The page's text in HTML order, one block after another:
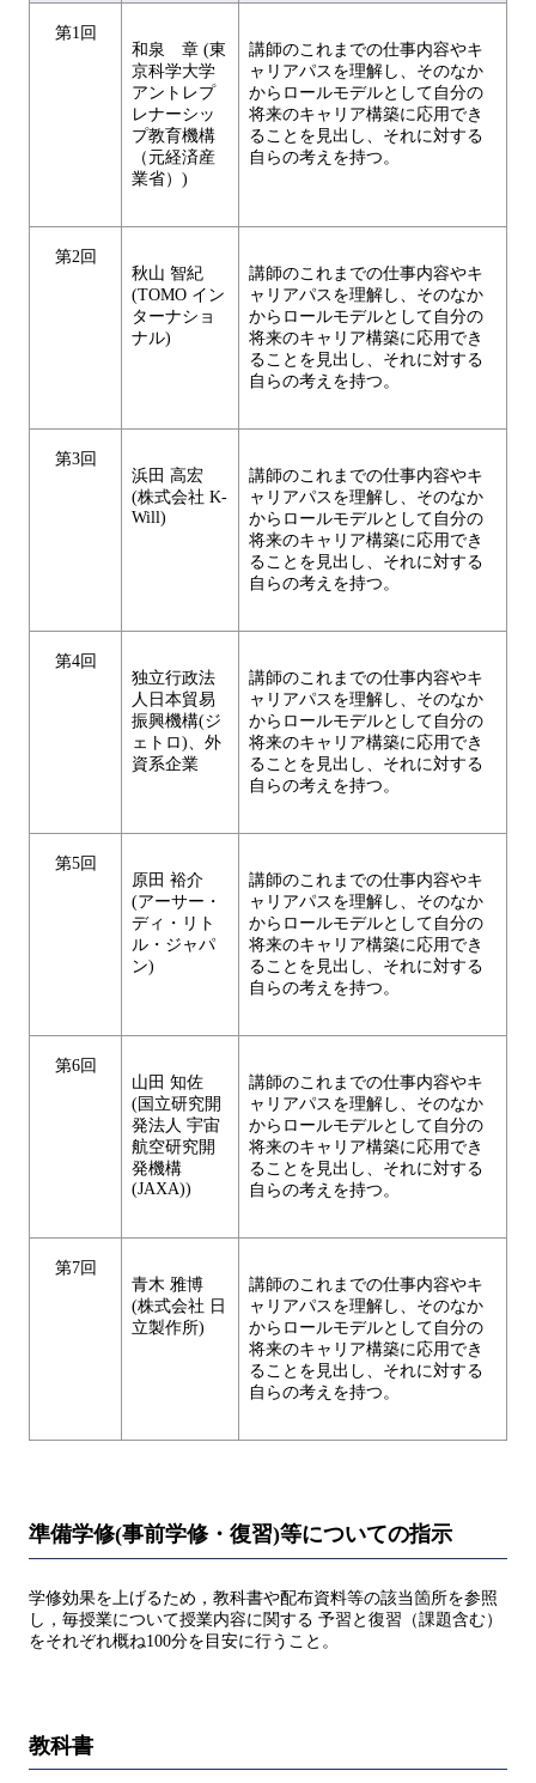
第1回
和泉 章 (東
京科学大学
アントレプ
レナーシッ
プ教育機構
（元経済産
業省）)
講師のこれまでの仕事内容やキ
ャリアパスを理解し、そのなか
からロールモデルとして自分の
将来のキャリア構築に応用でき
ることを見出し、それに対する
自らの考えを持つ。
第2回
秋山 智紀
(TOMO イン
ターナショ
ナル)
講師のこれまでの仕事内容やキ
ャリアパスを理解し、そのなか
からロールモデルとして自分の
将来のキャリア構築に応用でき
ることを見出し、それに対する
自らの考えを持つ。
第3回
浜田 高宏
(株式会社 K-
Will)
講師のこれまでの仕事内容やキ
ャリアパスを理解し、そのなか
からロールモデルとして自分の
将来のキャリア構築に応用でき
ることを見出し、それに対する
自らの考えを持つ。
第4回
独立行政法
人日本貿易
振興機構(ジ
ェトロ)、外
資系企業
講師のこれまでの仕事内容やキ
ャリアパスを理解し、そのなか
からロールモデルとして自分の
将来のキャリア構築に応用でき
ることを見出し、それに対する
自らの考えを持つ。
第5回
原田 裕介
(アーサー・
ディ・リト
ル・ジャパ
ン)
講師のこれまでの仕事内容やキ
ャリアパスを理解し、そのなか
からロールモデルとして自分の
将来のキャリア構築に応用でき
ることを見出し、それに対する
自らの考えを持つ。
第6回
山田 知佐
(国立研究開
発法人 宇宙
航空研究開
発機構
(JAXA))
講師のこれまでの仕事内容やキ
ャリアパスを理解し、そのなか
からロールモデルとして自分の
将来のキャリア構築に応用でき
ることを見出し、それに対する
自らの考えを持つ。
第7回
青木 雅博
(株式会社 日
立製作所)
講師のこれまでの仕事内容やキ
ャリアパスを理解し、そのなか
からロールモデルとして自分の
将来のキャリア構築に応用でき
ることを見出し、それに対する
自らの考えを持つ。
準備学修(事前学修・復習)等についての指示
学修効果を上げるため，教科書や配布資料等の該当箇所を参照
し，毎授業について授業内容に関する 予習と復習（課題含む）
をそれぞれ概ね100分を目安に行うこと。
教科書